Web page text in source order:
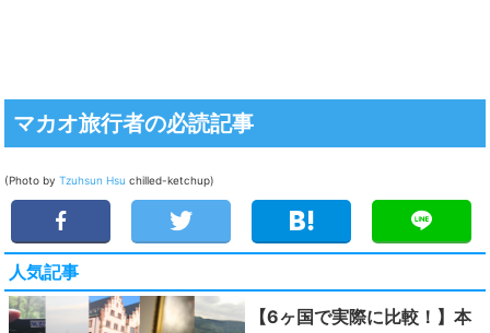
マカオ旅行者の必読記事
(Photo by Tzuhsun Hsu chilled-ketchup)
人気記事
【6ヶ国で実際に比較！】本